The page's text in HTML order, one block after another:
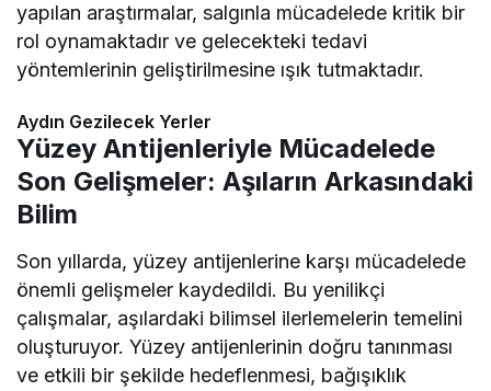
yapılan araştırmalar, salgınla mücadelede kritik bir
rol oynamaktadır ve gelecekteki tedavi
yöntemlerinin geliştirilmesine ışık tutmaktadır.
Aydın Gezilecek Yerler
Yüzey Antijenleriyle Mücadelede
Son Gelişmeler: Aşıların Arkasındaki
Bilim
Son yıllarda, yüzey antijenlerine karşı mücadelede
önemli gelişmeler kaydedildi. Bu yenilikçi
çalışmalar, aşılardaki bilimsel ilerlemelerin temelini
oluşturuyor. Yüzey antijenlerinin doğru tanınması
ve etkili bir şekilde hedeflenmesi, bağışıklık